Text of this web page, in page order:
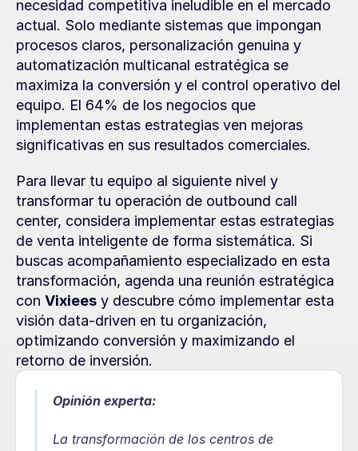
necesidad competitiva ineludible en el mercado
actual. Solo mediante sistemas que impongan
procesos claros, personalización genuina y
automatización multicanal estratégica se
maximiza la conversión y el control operativo del
equipo. El 64% de los negocios que
implementan estas estrategias ven mejoras
significativas en sus resultados comerciales.
Para llevar tu equipo al siguiente nivel y
transformar tu operación de outbound call
center, considera implementar estas estrategias
de venta inteligente de forma sistemática. Si
buscas acompañamiento especializado en esta
transformación, agenda una reunión estratégica
con Vixiees y descubre cómo implementar esta
visión data-driven en tu organización,
optimizando conversión y maximizando el
retorno de inversión.
Opinión experta:
La transformación de los centros de